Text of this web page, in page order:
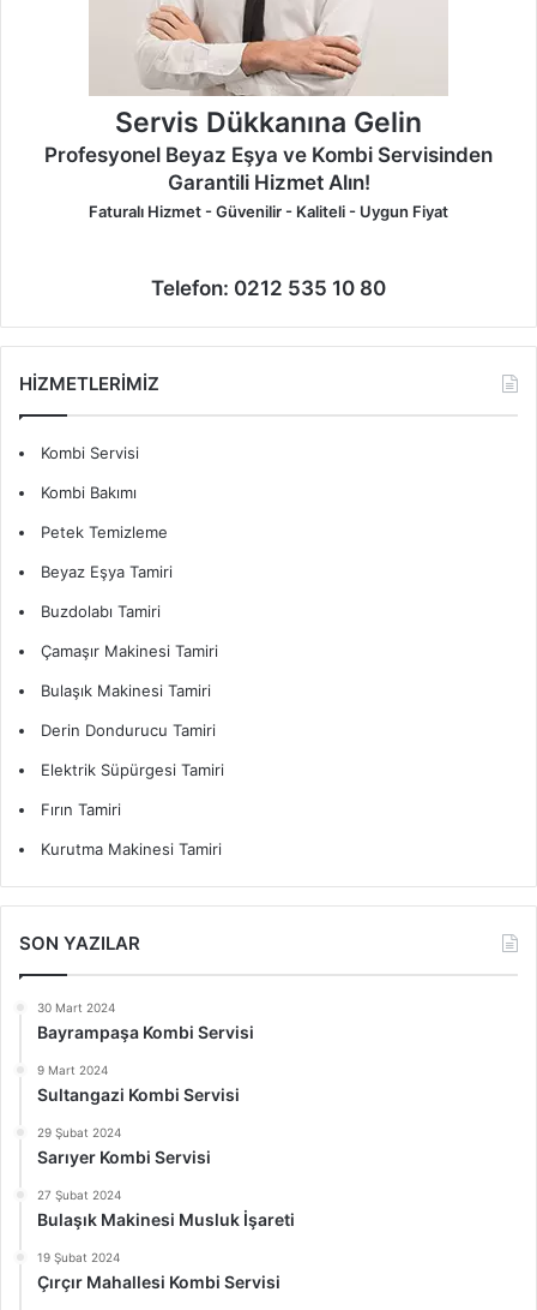
Servis Dükkanına Gelin
Profesyonel Beyaz Eşya ve Kombi Servisinden
Garantili Hizmet Alın!
Faturalı Hizmet - Güvenilir - Kaliteli - Uygun Fiyat
Telefon: 0212 535 10 80
HİZMETLERİMİZ
Kombi Servisi
Kombi Bakımı
Petek Temizleme
Beyaz Eşya Tamiri
Buzdolabı Tamiri
Çamaşır Makinesi Tamiri
Bulaşık Makinesi Tamiri
Derin Dondurucu Tamiri
Elektrik Süpürgesi Tamiri
Fırın Tamiri
Kurutma Makinesi Tamiri
SON YAZILAR
30 Mart 2024
Bayrampaşa Kombi Servisi
9 Mart 2024
Sultangazi Kombi Servisi
29 Şubat 2024
Sarıyer Kombi Servisi
27 Şubat 2024
Bulaşık Makinesi Musluk İşareti
19 Şubat 2024
Çırçır Mahallesi Kombi Servisi